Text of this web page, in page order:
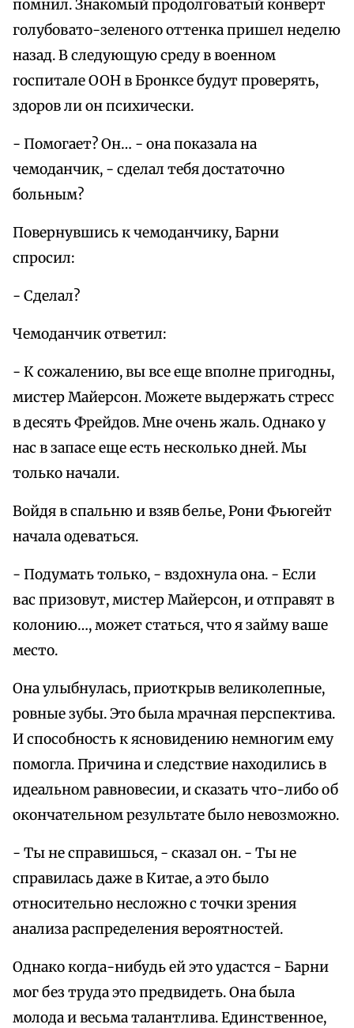
помнил. Знакомый продолговатый конверт
голубовато-зеленого оттенка пришел неделю
назад. В следующую среду в военном
госпитале ООН в Бронксе будут проверять,
здоров ли он психически.
- Помогает? Он… - она показала на
чемоданчик, - сделал тебя достаточно
больным?
Повернувшись к чемоданчику, Барни
спросил:
- Сделал?
Чемоданчик ответил:
- К сожалению, вы все еще вполне пригодны,
мистер Майерсон. Можете выдержать стресс
в десять Фрейдов. Мне очень жаль. Однако у
нас в запасе еще есть несколько дней. Мы
только начали.
Войдя в спальню и взяв белье, Рони Фьюгейт
начала одеваться.
- Подумать только, - вздохнула она. - Если
вас призовут, мистер Майерсон, и отправят в
колонию…, может статься, что я займу ваше
место.
Она улыбнулась, приоткрыв великолепные,
ровные зубы. Это была мрачная перспектива.
И способность к ясновидению немногим ему
помогла. Причина и следствие находились в
идеальном равновесии, и сказать что-либо об
окончательном результате было невозможно.
- Ты не справишься, - сказал он. - Ты не
справилась даже в Китае, а это было
относительно несложно с точки зрения
анализа распределения вероятностей.
Однако когда-нибудь ей это удастся - Барни
мог без труда это предвидеть. Она была
молода и весьма талантлива. Единственное,